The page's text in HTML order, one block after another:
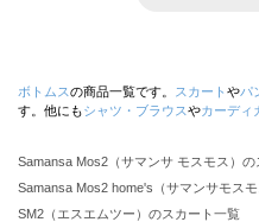
ボトムスの商品一覧です。 スカート やパ
す。他にもシャツ・ブラウスやカーディ
Samansa Mos2（サマンサ モスモス）
Samansa Mos2 home's（サマンサモス
SM2（エスエムツー）のスカート一覧